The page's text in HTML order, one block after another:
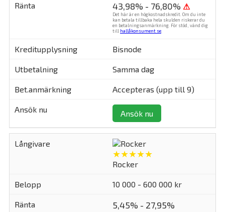
43,98% - 76,80% ⚠
Det här är en högkostnadskredit. Om du inte
kan betala tillbaka hela skulden riskerar du
en betalningsanmärkning. För stöd, vänd dig
till hallåkonsument.se
Bisnode
Samma dag
Accepteras (upp till 9)
Ansök nu
★★★★★
Rocker
10 000 - 600 000 kr
5,45% - 27,95%